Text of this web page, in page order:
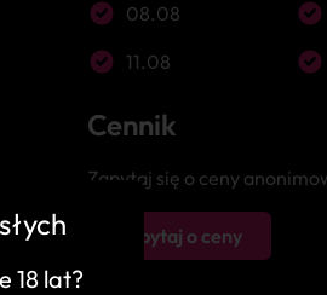
08.08
11.08
Cennik
Zapytaj się o ceny
Zapytaj o ceny
18 lat?